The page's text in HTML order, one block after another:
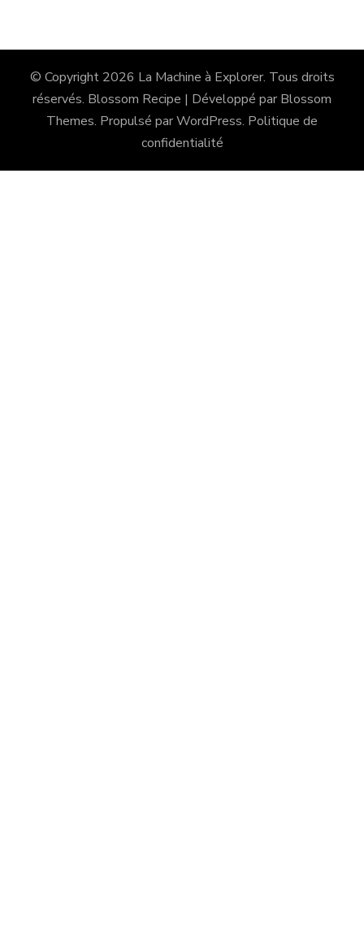
© Copyright 2026 La Machine à Explorer. Tous droits
réservés. Blossom Recipe | Développé par Blossom
Themes. Propulsé parWordPress. Politique de
confidentialité